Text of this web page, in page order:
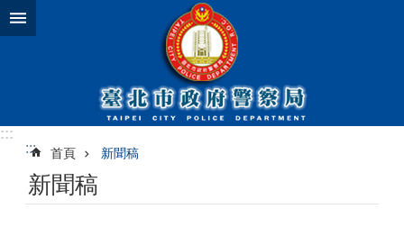
跳到主要內容區塊
:::
:::
首頁 新聞稿
新聞稿